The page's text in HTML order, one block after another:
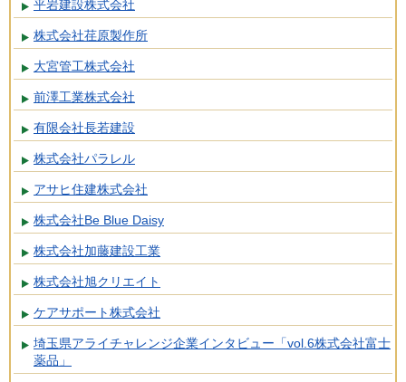
平岩建設株式会社
株式会社荏原製作所
大宮管工株式会社
前澤工業株式会社
有限会社長若建設
株式会社パラレル
アサヒ住建株式会社
株式会社Be Blue Daisy
株式会社加藤建設工業
株式会社旭クリエイト
ケアサポート株式会社
埼玉県アライチャレンジ企業インタビュー「vol.6株式会社富士
薬品」